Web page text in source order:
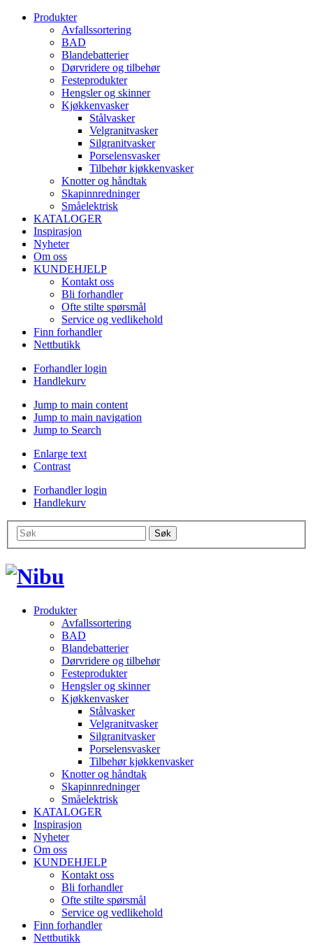
Produkter
Avfallssortering
BAD
Blandebatterier
Dørvridere og tilbehør
Festeprodukter
Hengsler og skinner
Kjøkkenvasker
Stålvasker
Velgranitvasker
Silgranitvasker
Porselensvasker
Tilbehør kjøkkenvasker
Knotter og håndtak
Skapinnredninger
Småelektrisk
KATALOGER
Inspirasjon
Nyheter
Om oss
KUNDEHJELP
Kontakt oss
Bli forhandler
Ofte stilte spørsmål
Service og vedlikehold
Finn forhandler
Nettbutikk
Forhandler login
Handlekurv
Jump to main content
Jump to main navigation
Jump to Search
Enlarge text
Contrast
Forhandler login
Handlekurv
Produkter
Avfallssortering
BAD
Blandebatterier
Dørvridere og tilbehør
Festeprodukter
Hengsler og skinner
Kjøkkenvasker
Stålvasker
Velgranitvasker
Silgranitvasker
Porselensvasker
Tilbehør kjøkkenvasker
Knotter og håndtak
Skapinnredninger
Småelektrisk
KATALOGER
Inspirasjon
Nyheter
Om oss
KUNDEHJELP
Kontakt oss
Bli forhandler
Ofte stilte spørsmål
Service og vedlikehold
Finn forhandler
Nettbutikk